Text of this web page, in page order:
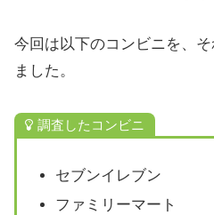
今回は以下のコンビニを、
ました。
調査したコンビニ
セブンイレブン
ファミリーマート